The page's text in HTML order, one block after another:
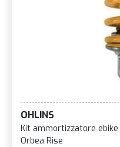
OHLINS
Kit ammortizzatore
Orbea Rise